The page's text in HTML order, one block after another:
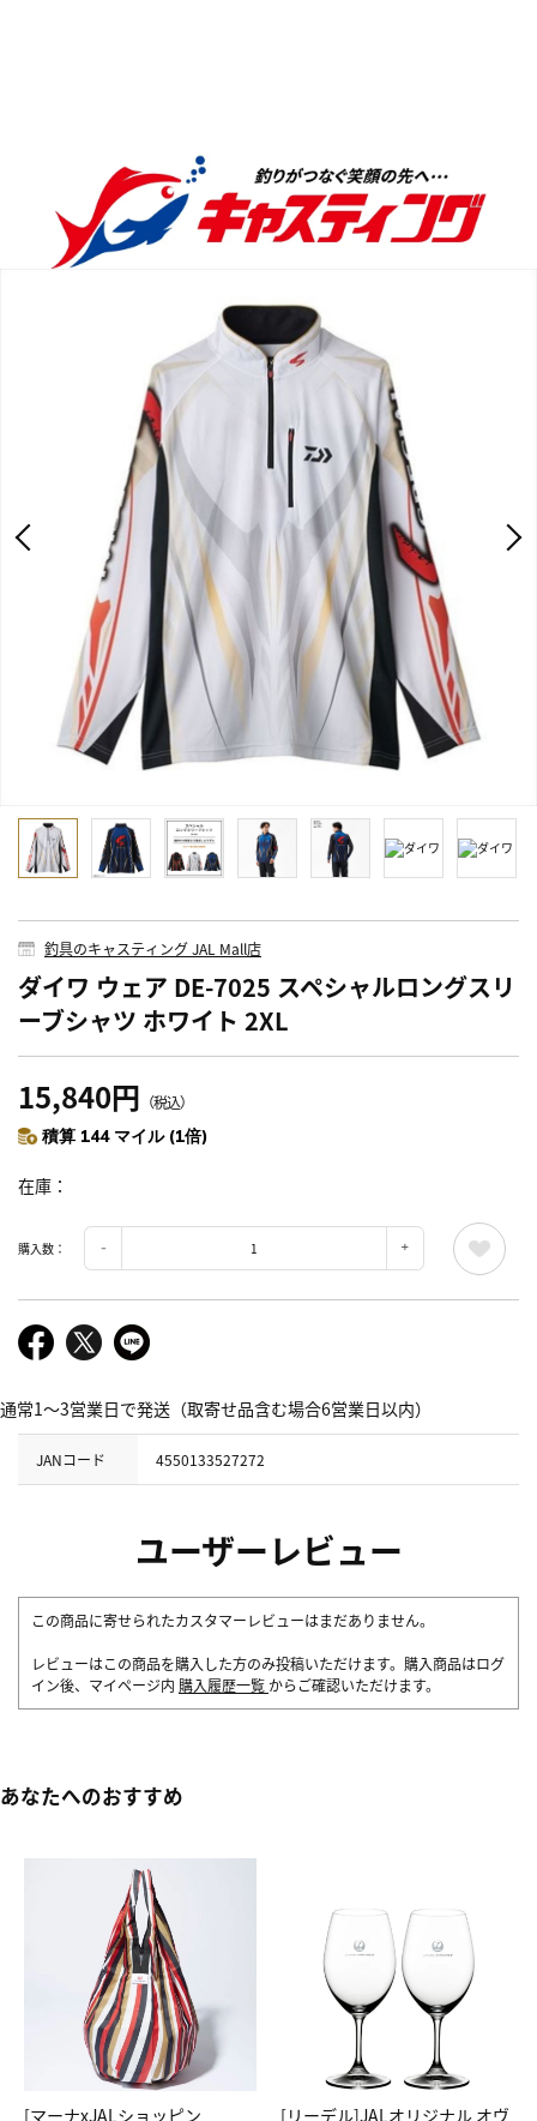
釣具のキャスティング JAL Mall店
ダイワ ウェア DE-7025 スペシャルロングスリ
ーブシャツ ホワイト 2XL
15,840円 （税込）
積算 144 マイル (1倍)
在庫
購入数：
通常1～3営業日で発送（取寄せ品含む場合6営業日以内）
JANコード 4550133527272
ユーザーレビュー
この商品に寄せられたカスタマーレビューはまだありません。
レビューはこの商品を購入した方のみ投稿いただけます。購入商品はログ
イン後、マイページ内 購入履歴一覧 からご確認いただけます。
あなたへのおすすめ
[マーナxJALショッピン
[リーデル]JALオリジナル オヴ